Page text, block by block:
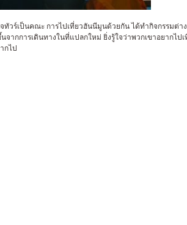
ทัวร์เป็นคณะ การไปเที่ยวฮันนีมูนด้วยกัน ได้ทำกิจกรรม
จากการเดินทางในที่แปลกใหม่ ยิ่งรู้ใจว่าพวกเขาอยา
กไป